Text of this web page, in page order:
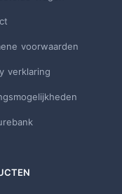
voorwaarden
verklaring